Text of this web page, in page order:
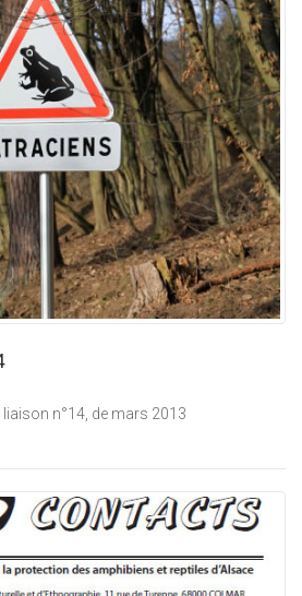
n°14, de mars 2013